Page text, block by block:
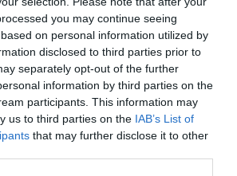
you may continue seeing
on personal information utilized by
disclosed to third parties prior to
separately opt-out of the further
information by third parties on the
participants. This information may
us to third parties on the IAB’s List of
that may further disclose it to other
al ‘fan engagement’ en los estadios